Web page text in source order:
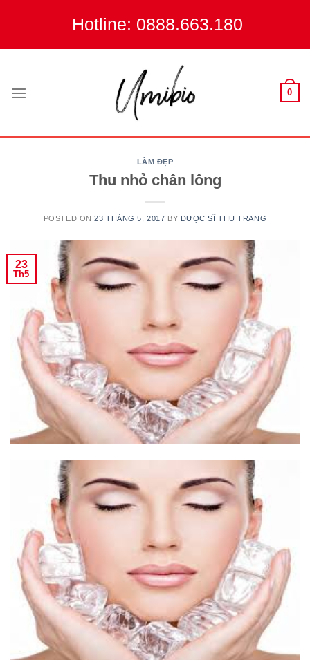
Hotline: 0888.663.180
0
LÀM ĐẸP
Thu nhỏ chân lông
POSTED ON23 THÁNG 5, 2017 BY DƯỢC SĨ THU TRANG
23
Th5